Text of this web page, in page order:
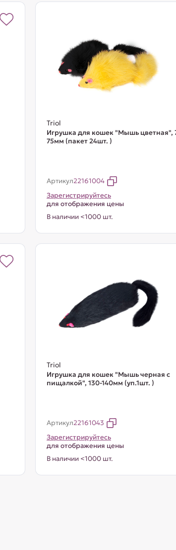
Triol
Игрушка для кошек "Мышь цветная",
75мм (пакет 24шт. )
Артикул22161004
Зарегистрируйтесь
для отображения цены
В наличии <1000 шт.
Triol
Игрушка для кошек "Мышь черная с
пищалкой", 130-140мм (уп.1шт. )
Артикул22161043
Зарегистрируйтесь
для отображения цены
В наличии <1000 шт.